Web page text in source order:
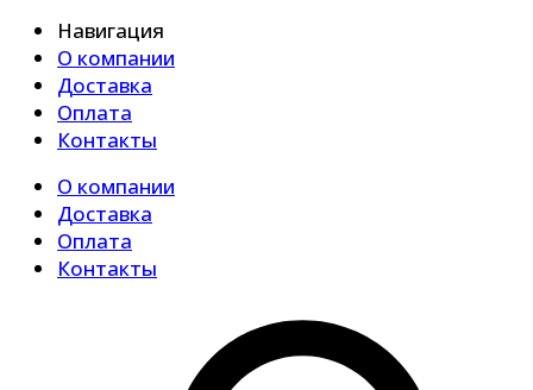
Навигация
О компании
Доставка
Оплата
Контакты
О компании
Доставка
Оплата
Контакты